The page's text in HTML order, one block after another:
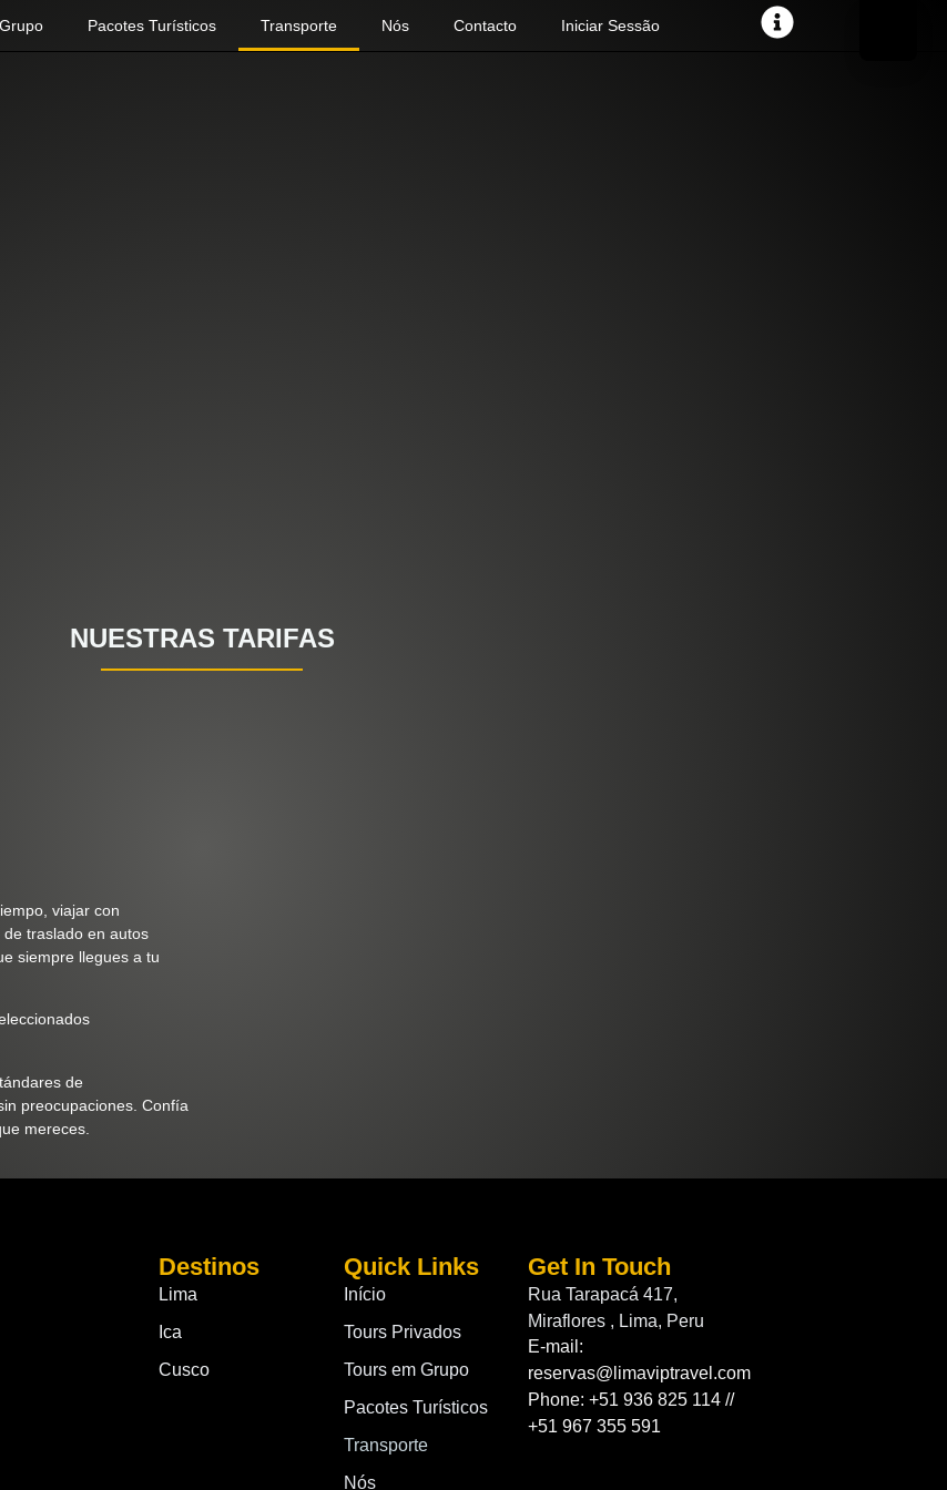
Pacotes Turísticos Transporte Nós Contacto Iniciar Sessão
NUESTRAS TARIFAS
viajar con
traslado en autos
siempre llegues a tu
de
preocupaciones. Confía
mereces.
Destinos
Lima
Ica
Cusco
Quick Links
Início
Tours Privados
Tours em Grupo
Pacotes Turísticos
Transporte
Nós
Get In Touch
Rua Tarapacá 417,
Miraflores , Lima, Peru
E-mail:
reservas@limaviptravel.com
Phone: +51 936 825 114 //
+51 967 355 591